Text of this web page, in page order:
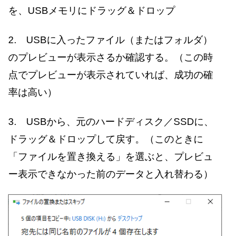
を、USBメモリにドラッグ＆ドロップ
2. USBに入ったファイル（またはフォルダ）
のプレビューが表示さるか確認する。（この時
点でプレビューが表示されていれば、成功の確
率は高い）
3. USBから、元のハードディスク／SSDに、
ドラッグ＆ドロップして戻す。（このときに
「ファイルを置き換える」を選ぶと、プレビュ
ー表示できなかった前のデータと入れ替わる）